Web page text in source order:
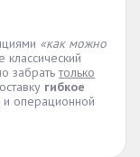
«как можно
классический
забратьтолько
гибкое
и операционной